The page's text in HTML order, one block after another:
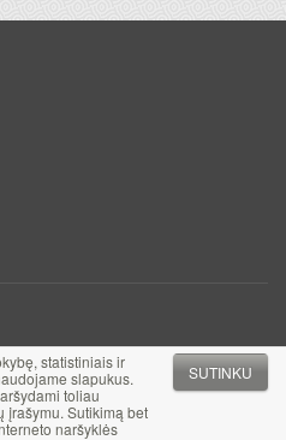
statistiniais ir
slapukus.
toliau
įrašymu. Sutikimą bet
naršyklės
SUTINKU